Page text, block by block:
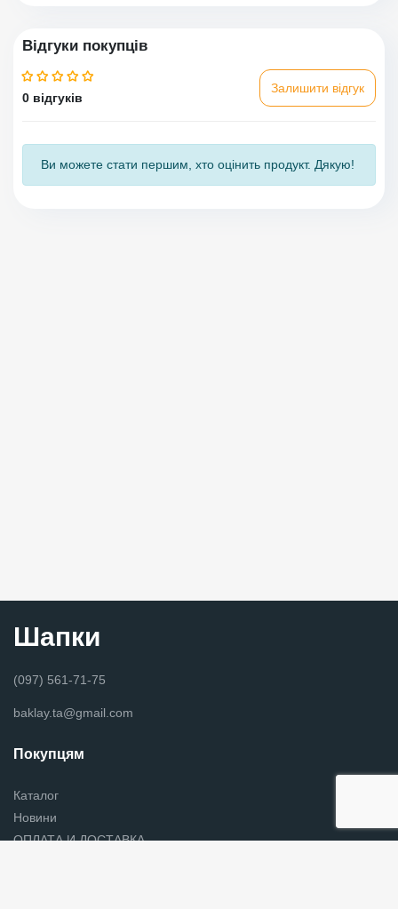
Відгуки покупців
0 відгуків
Залишити відгук
Ви можете стати першим, хто оцінить продукт. Дякую!
Шапки
(097) 561-71-75
baklay.ta@gmail.com
Покупцям
Каталог
Новини
ОПЛАТА И ДОСТАВКА